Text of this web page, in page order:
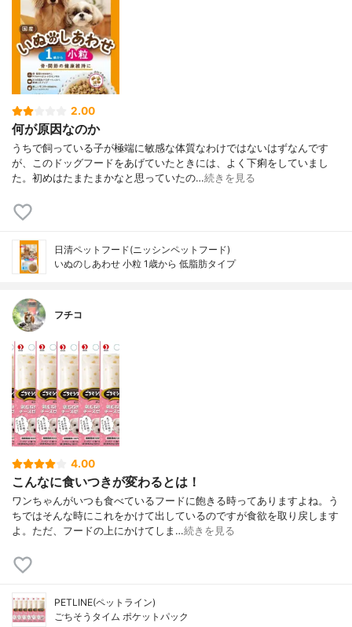
2.00
何が原因なのか
うちで飼っている子が極端に敏感な体質なわけではないはずなんです
が、このドッグフードをあげていたときには、よく下痢をしていまし
た。初めはたまたまかなと思っていたの…続きを見る
日清ペットフード(ニッシンペットフード)
いぬのしあわせ 小粒 1歳から 低脂肪タイプ
フチコ
4.00
こんなに食いつきが変わるとは！
ワンちゃんがいつも食べているフードに飽きる時ってありますよね。う
ちではそんな時にこれをかけて出しているのですが食欲を取り戻します
よ。ただ、フードの上にかけてしま…続きを見る
PETLINE(ペットライン)
ごちそうタイム ポケットパック